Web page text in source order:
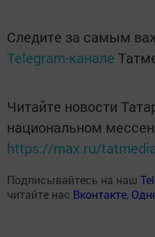
Следите за самым
Telegram-канале
Читайте новости
национальном
https://max.ru/
Подписывайтесь на наш
читайте нас Вконтакте,